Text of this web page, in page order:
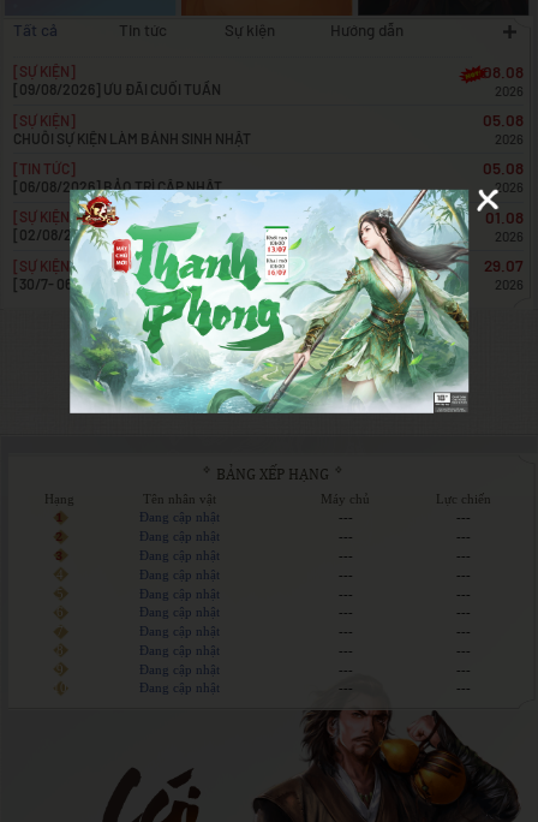
Tất cả Tin tức Sự kiện Hướng dẫn
[SỰ KIỆN]
[09/08/2026] ƯU ĐÃI CUỐI TUẦN
08.08
2026
[SỰ KIỆN]
CHUỖI SỰ KIỆN LÀM BÁNH SINH NHẬT
05.08
2026
[TIN TỨC]
[06/08/2026] BẢO TRÌ CẬP NHẬT
05.08
2026
[SỰ KIỆN]
[02/08/2026] ƯU ĐÃI CUỐI TUẦN
01.08
2026
[SỰ KIỆN]
[30/7- 06/08] CHUỖI SỰ KIỆN THẦN THÚ CHI VƯƠNG
29.07
2026
HỆ PHÁI & BXH
BẢNG XẾP HẠNG
Hạng Tên nhân vật Máy chủ Lực chiến
1 Đang cập nhật --- ---
2 Đang cập nhật --- ---
3 Đang cập nhật ---
---
4
Đang cập nhật ---
---
5
Đang cập nhật ---
---
6
Đang cập nhật ---
---
7
Đang cập nhật ---
---
8
Đang cập nhật ---
---
9
Đang cập nhật ---
---
10
Đang cập nhật --- ---